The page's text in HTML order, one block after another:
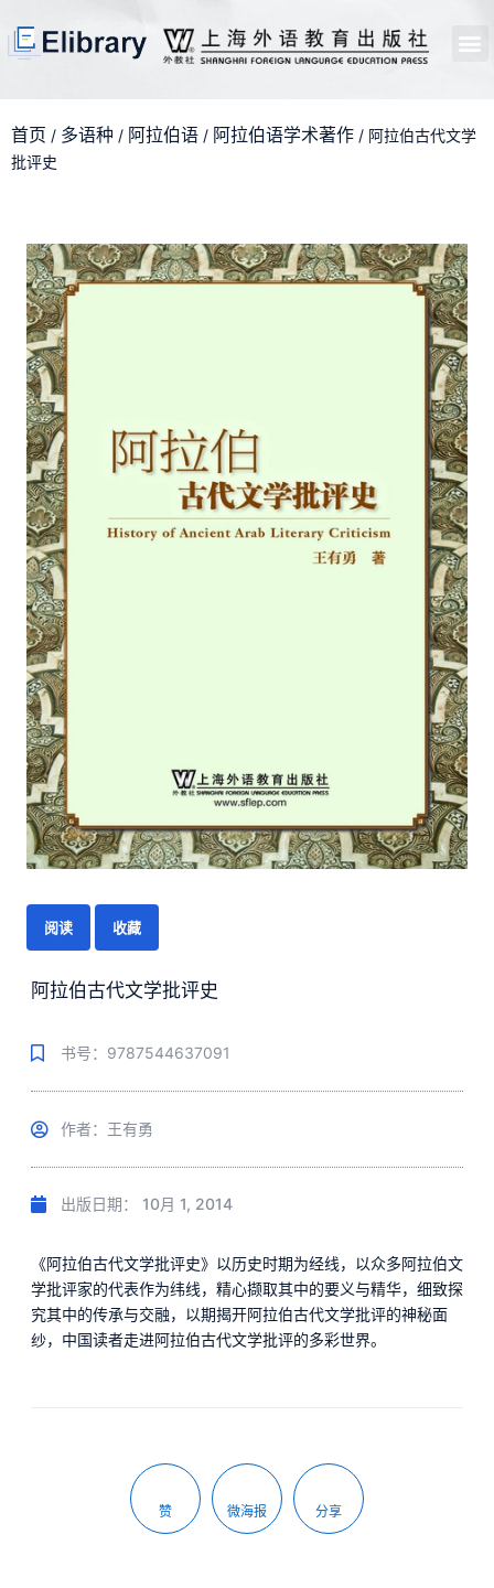
首页 / 多语种 / 阿拉伯语 / 阿拉伯语学术著作 / 阿拉伯古代文学
批评史
阅读 收藏
阿拉伯古代文学批评史
书号：9787544637091
作者：王有勇
出版日期： 10月 1, 2014
《阿拉伯古代文学批评史》以历史时期为经线，以众多阿拉伯文
学批评家的代表作为纬线，精心撷取其中的要义与精华，细致探
究其中的传承与交融，以期揭开阿拉伯古代文学批评的神秘面
纱，中国读者走进阿拉伯古代文学批评的多彩世界。
赞 微海报 分享